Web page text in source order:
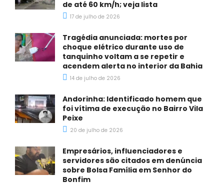
de até 60 km/h; veja lista
17 de julho de 2026
Tragédia anunciada: mortes por
choque elétrico durante uso de
tanquinho voltam a se repetir e
acendem alerta no interior da Bahia
14 de julho de 2026
Andorinha: Identificado homem que
foi vítima de execução no Bairro Vila
Peixe
20 de julho de 2026
Empresários, influenciadores e
servidores são citados em denúncia
sobre Bolsa Família em Senhor do
Bonfim